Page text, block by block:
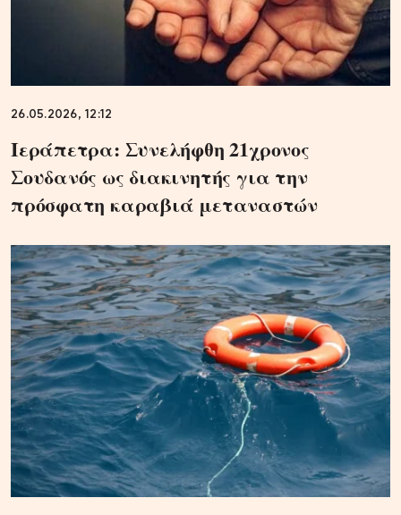
26.05.2026, 12:12
Ιεράπετρα: Συνελήφθη 21χρονος
Σουδανός ως διακινητής για την
πρόσφατη καραβιά μεταναστών